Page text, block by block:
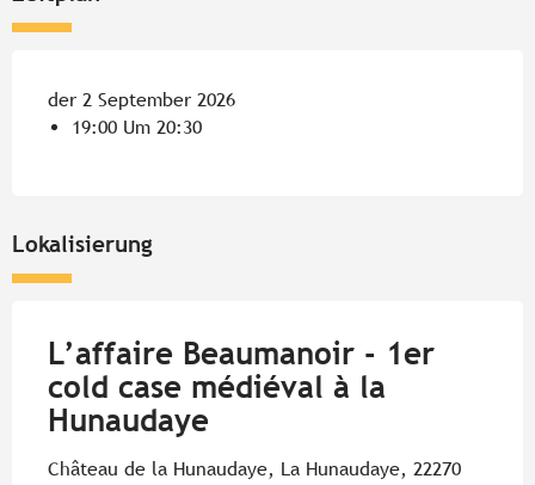
der 2 September 2026
19:00 Um 20:30
Lokalisierung
L’affaire Beaumanoir - 1er
cold case médiéval à la
Hunaudaye
Château de la Hunaudaye, La Hunaudaye, 22270